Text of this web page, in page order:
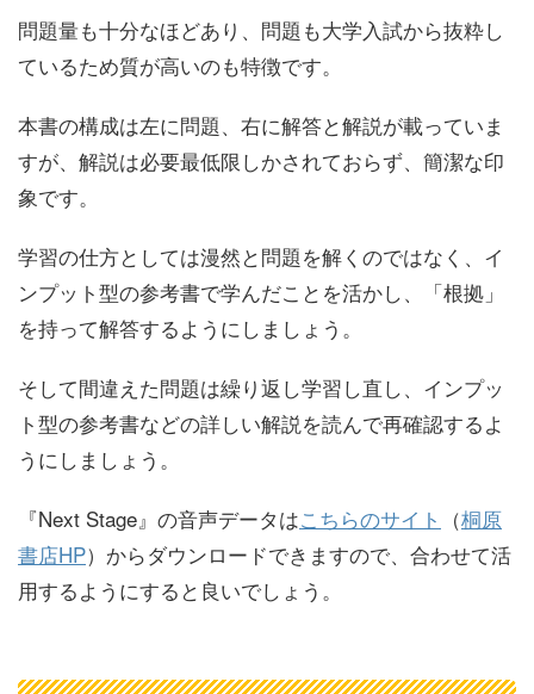
問題量も十分なほどあり、問題も大学入試から抜粋し
ているため質が高いのも特徴です。
本書の構成は左に問題、右に解答と解説が載っていま
すが、解説は必要最低限しかされておらず、簡潔な印
象です。
学習の仕方としては漫然と問題を解くのではなく、イ
ンプット型の参考書で学んだことを活かし、「根拠」
を持って解答するようにしましょう。
そして間違えた問題は繰り返し学習し直し、インプッ
ト型の参考書などの詳しい解説を読んで再確認するよ
うにしましょう。
『Next Stage』の音声データはこちらのサイト （桐原
書店HP）からダウンロードできますので、合わせて活
用するようにすると良いでしょう。